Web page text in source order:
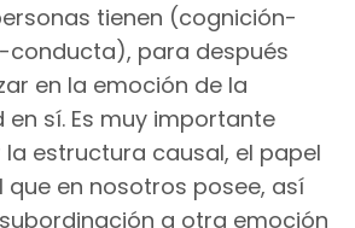
tienen (cognición-
conducta), para después
en la emoción de la
en sí. Es muy importante
la estructura causal, el papel
que en nosotros posee, así
a otra emoción